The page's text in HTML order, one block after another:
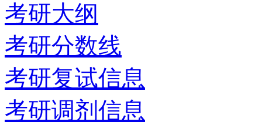
考研大纲
考研分数线
考研复试信息
考研调剂信息